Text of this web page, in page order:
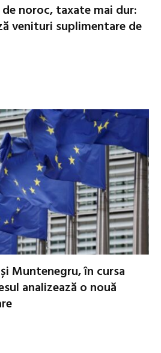
noroc, taxate mai dur:
venituri suplimentare de
Muntenegru, în cursa
analizează o nouă